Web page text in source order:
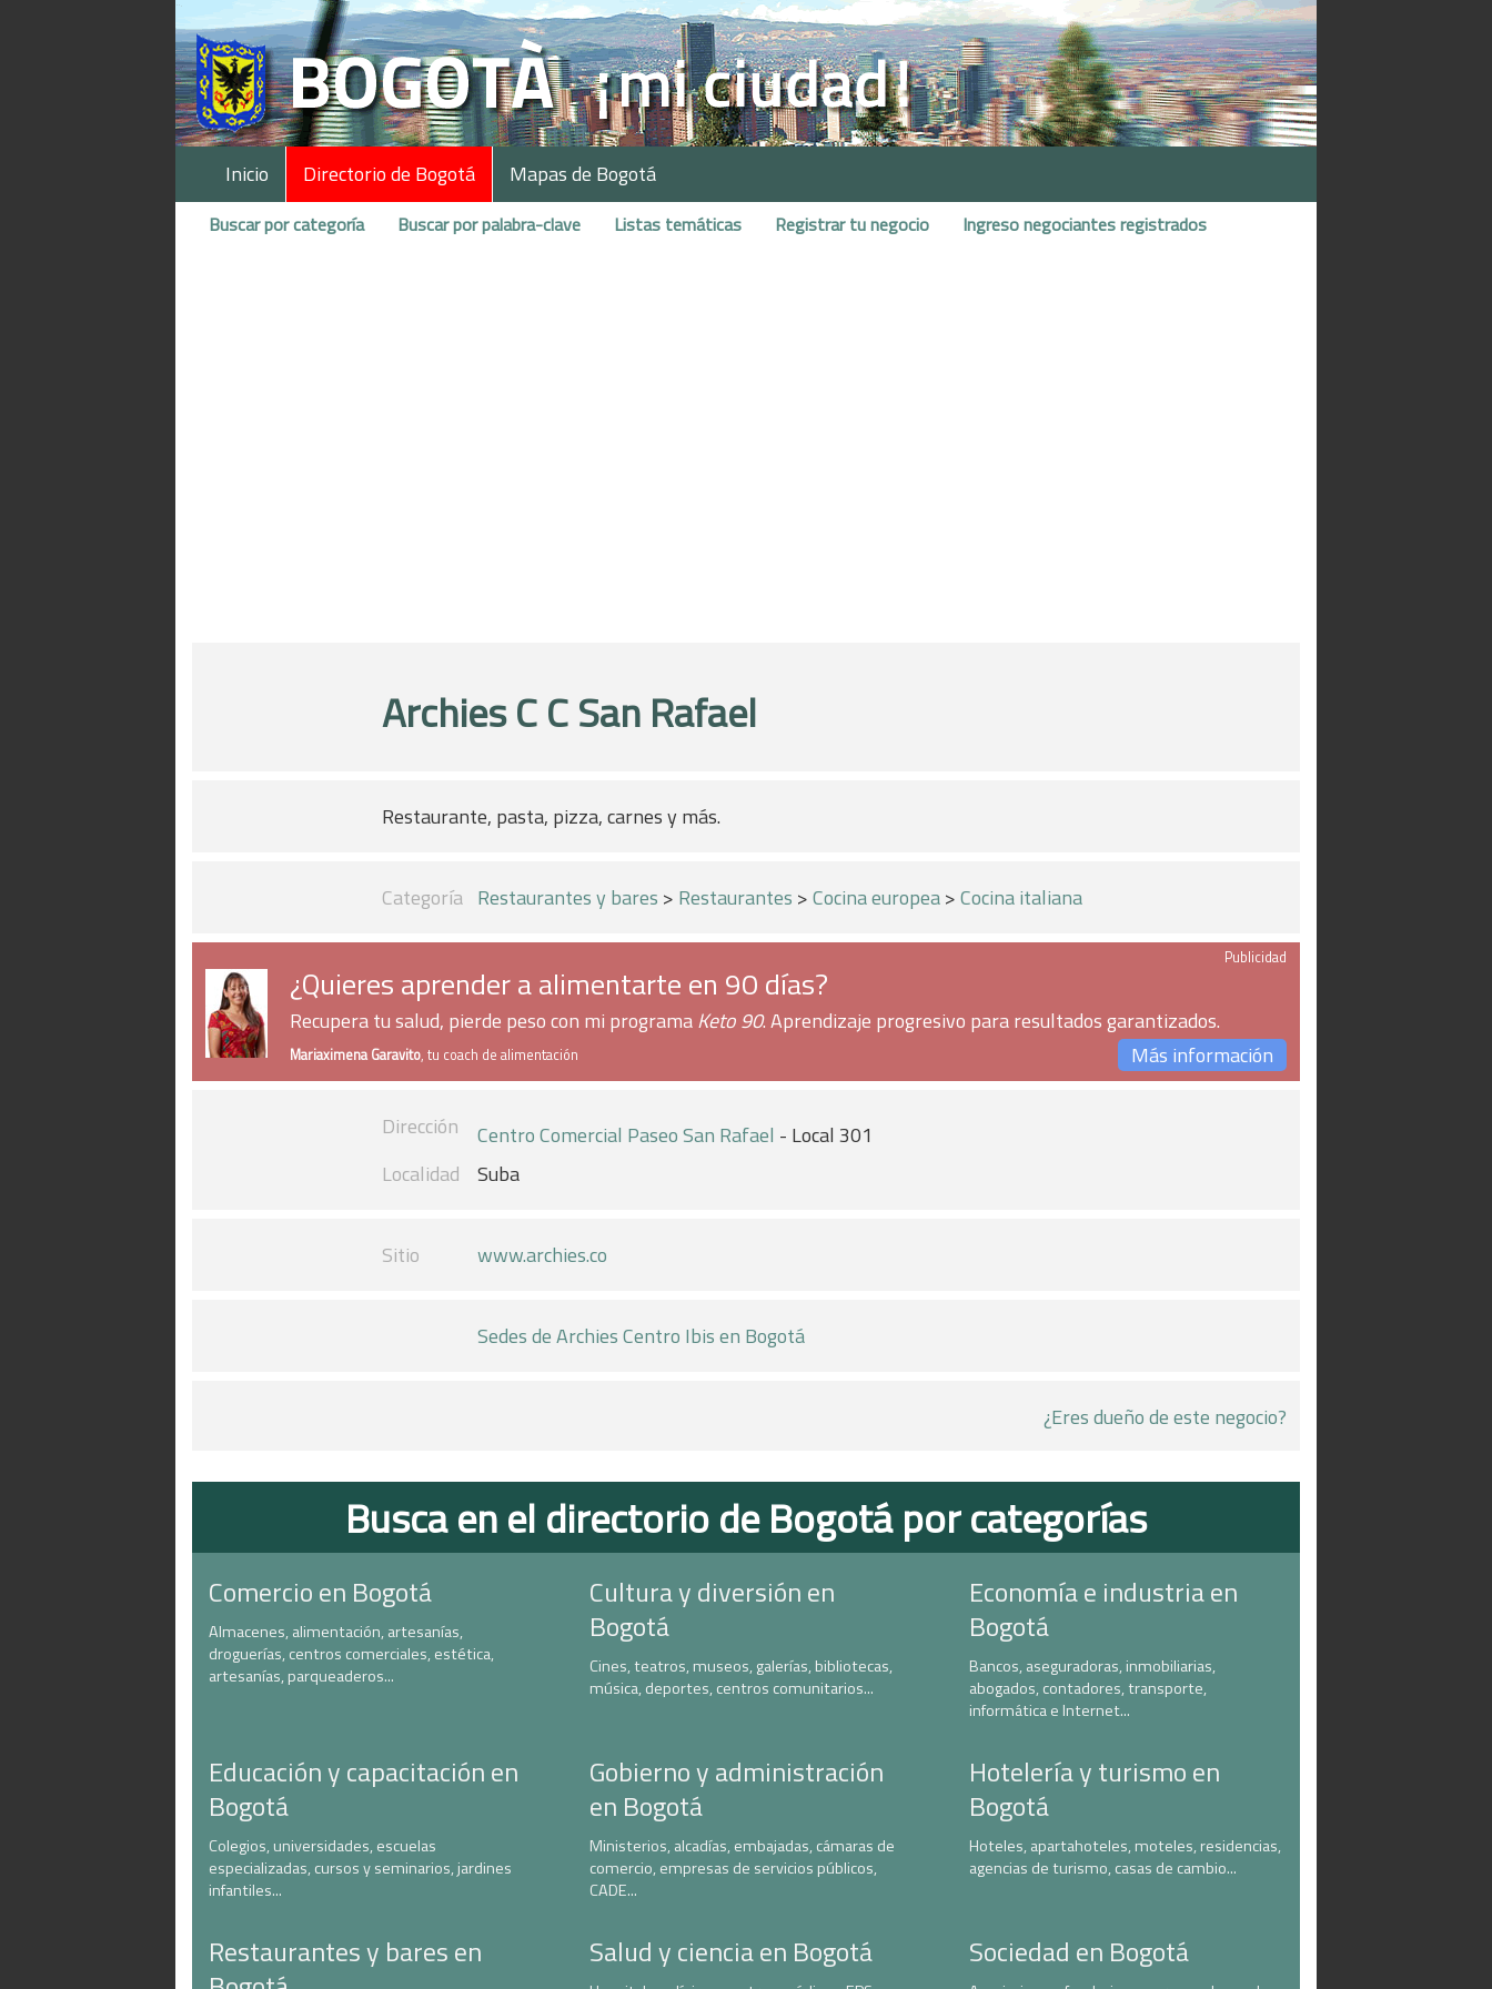
Inicio Directorio de Bogotá Mapas de Bogotá
Buscar por categoría Buscar por palabra-clave Listas temáticas Registrar tu negocio Ingreso negociantes registrados
Archies C C San Rafael
Restaurante, pasta, pizza, carnes y más.
Categoría Restaurantes y bares > Restaurantes >Cocina europea>Cocina italiana
Publicidad
¿Quieres aprender a alimentarte en 90 días?
Recupera tu salud, pierde peso con mi programaKeto 90. Aprendizaje progresivo para resultados garantizados.
Mariaximena Garavito, tu coach de alimentación Más información
Dirección Centro Comercial Paseo San Rafael - Local 301
Localidad
Suba
Sitio www.archies.co
Sedes de Archies Centro Ibis en Bogotá
¿Eres dueño de este negocio?
Busca en el directorio de Bogotá por categorías
Comercio en Bogotá
Almacenes, alimentación, artesanías,
droguerías, centros comerciales, estética,
artesanías, parqueaderos...
Cultura y diversión en
Bogotá
Cines, teatros, museos, galerías, bibliotecas,
música, deportes, centros comunitarios...
Economía e industria en
Bogotá
Bancos, aseguradoras, inmobiliarias,
abogados, contadores, transporte,
informática e Internet...
Educación y capacitación en
Bogotá
Colegios, universidades, escuelas
especializadas, cursos y seminarios, jardines
infantiles...
Gobierno y administración
en Bogotá
Ministerios, alcadías, embajadas, cámaras de
comercio, empresas de servicios públicos,
CADE...
Hotelería y turismo en
Bogotá
Hoteles, apartahoteles, moteles, residencias,
agencias de turismo, casas de cambio...
Restaurantes y bares en
Salud y ciencia en Bogotá Sociedad en Bogotá